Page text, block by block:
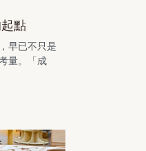
點
早已不只是
量。「成